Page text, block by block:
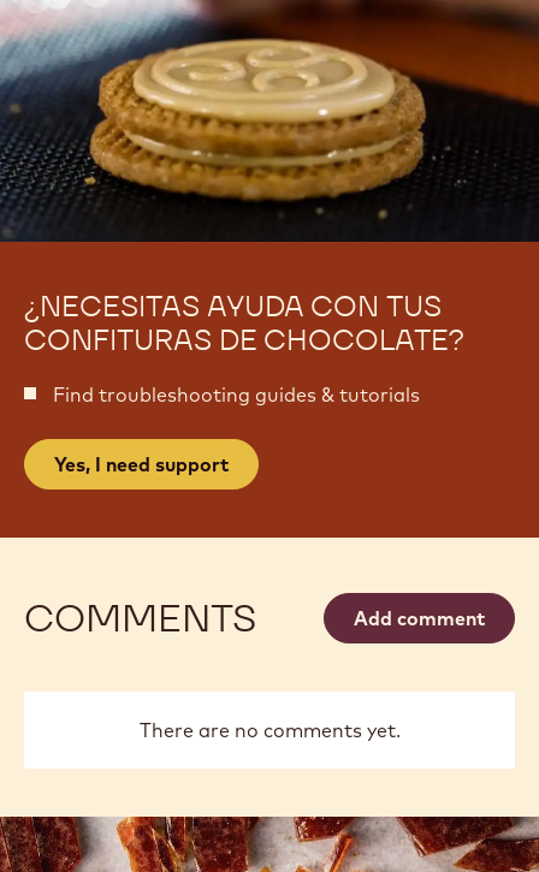
¿NECESITAS AYUDA CON TUS
CONFITURAS DE CHOCOLATE?
Find troubleshooting guides & tutorials
Yes, I need support
COMMENTS Add comment
There are no comments yet.